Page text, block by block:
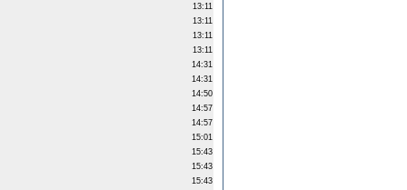
13:11
13:11
13:11
13:11
14:31
14:31
14:50
14:57
14:57
15:01
15:43
15:43
15:43